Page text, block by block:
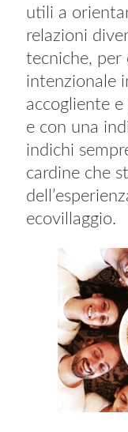
utili a
relazioni
tecniche, per
intenzionale
accogliente
e con una
indichi
cardine che
ecovillaggio.